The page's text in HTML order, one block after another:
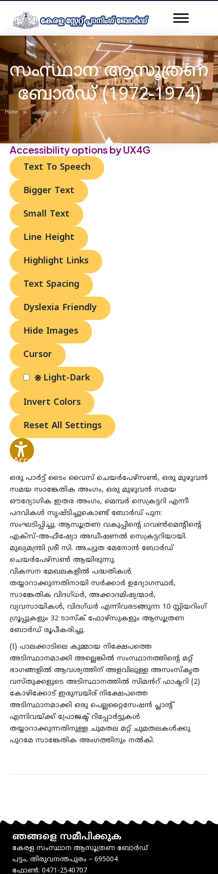
content
സംസ്ഥാന ആസൂത്രണ
ബോർഡ് (1972-1974)
Home » ചരിത്രം »
Accessibility options by UX4G
Text To Speech
Bigger Text
Small Text
Line Height
Highlight Links
Text Spacing
Dyslexia Friendly
Hide Images
Cursor
Light-Dark
Invert Colors
Reset All Settings
Accessibility
ഒരു പാർട്ട് ടൈം വൈസ് ചെയർപേഴ്സൺ, ഒരു മുഴുവൻ
സമയ സാങ്കേതിക അംഗം, ഒരു മുഴുവൻ സമയ
ഔദ്യോഗിക ഇതര അംഗം, മെമ്പര്‍ സെക്രട്ടറി എന്നീ
പദവികൾ സൃഷ്ടിച്ചുകൊണ്ട് ബോർഡ് പുന:
സംഘടിപ്പിച്ചു. ആസൂത്രണ വകുപ്പിന്റെ ഗവൺമെന്റിന്റെ
എക്സ്-അഫീഷ്യോ അഡീഷണൽ സെക്രട്ടറിയായി.
മുഖ്യമന്ത്രി ശ്രീ സി. അച്യുത മേനോൻ ബോർഡ്
ചെയർപേഴ്‌സൺ ആയിരുന്നു.
വികസന മേഖലകളിൽ പദ്ധതികൾ
തയ്യാറാക്കുന്നതിനായി സർക്കാർ ഉദ്യോഗസ്ഥർ,
സാങ്കേതിക വിദഗ്ധർ, അക്കാദമിഷ്യന്മാർ,
വ്യവസായികൾ, വിദഗ്ധർ എന്നിവരടങ്ങുന്ന 10 സ്റ്റിയറിംഗ്
ഗ്രൂപ്പുകളും 32 ടാസ്ക് ഫോഴ്സുകളും ആസൂത്രണ
ബോർഡ് രൂപീകരിച്ചു.
(I) പാലക്കാടിലെ കുമ്മായ നിക്ഷേപത്തെ
അടിസ്ഥാനമാക്കി അല്ലെങ്കിൽ സംസ്ഥാനത്തിന്റെ മറ്റ്
ഭാഗങ്ങളിൽ ആവശ്യത്തിന് അളവിലുള്ള അസംസ്കൃത
വസ്തുക്കളുടെ അടിസ്ഥാനത്തിൽ സിമൻറ് ഫാക്ടറി (2)
കോഴിക്കോട് ഇരുമ്പയിര് നിക്ഷേപത്തെ
അടിസ്ഥാനമാക്കി ഒരു പെല്ലറ്റൈസേഷൻ പ്ലാന്റ്
എന്നിവയ്ക്ക് പ്രോജക്ട് റിപ്പോർട്ടുകൾ
തയ്യാറാക്കുന്നതിനുള്ള ചുമതല മറ്റ് ചുമതലകൾക്കു
പുറമേ സാങ്കേതിക അംഗത്തിനും നൽകി.
navigation
ഞങ്ങളെ സമീപിക്കുക
കേരള സംസ്ഥാന ആസൂത്രണ ബോർഡ്
പട്ടം, തിരുവനന്തപുരം – 695004
ഫോൺ: 0471-2540707